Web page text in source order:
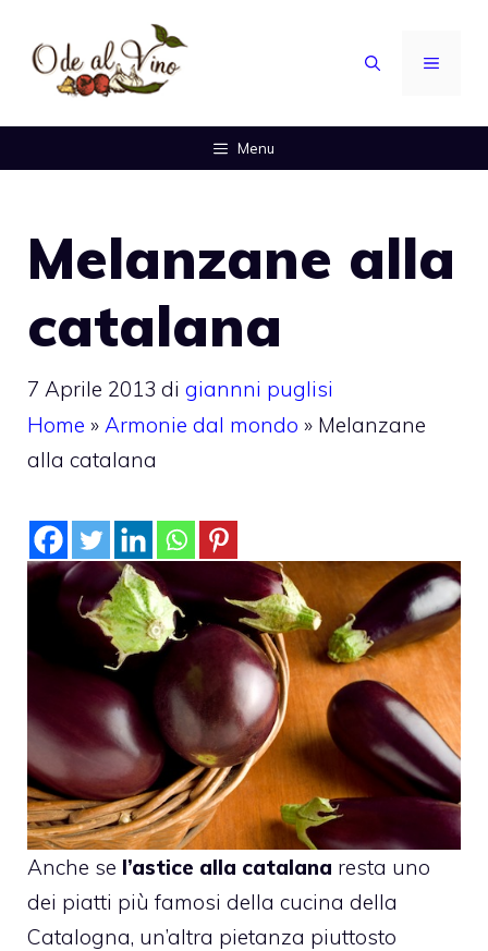
contenuto
MENU
Menu
Melanzane alla
catalana
7 Aprile 2013 di giannni puglisi
Home » Armonie dal mondo » Melanzane
alla catalana
Anche se l’astice alla catalana resta uno
dei piatti più famosi della cucina della
Catalogna, un’altra pietanza piuttosto